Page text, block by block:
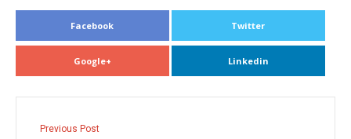
Facebook Twitter
Google+ Linkedin
Previous Post